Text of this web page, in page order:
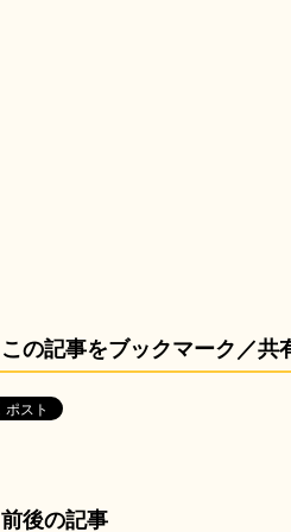
この記事をブックマーク／共
前後の記事